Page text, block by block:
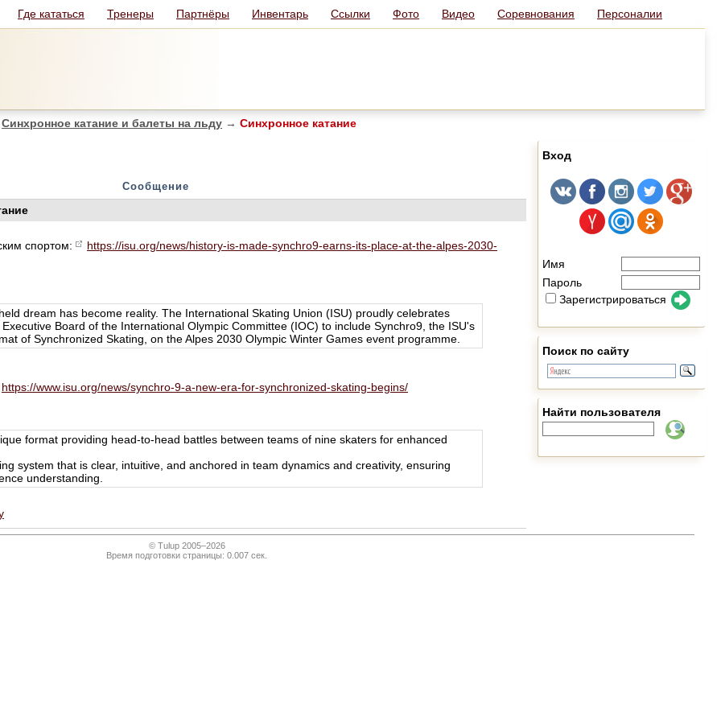
Где кататься Тренеры Партнёры Инвентарь Ссылки Фото Видео Соревнования Персоналии
Синхронное катание и балеты на льду → Синхронное катание
Сообщение
спортом: https://isu.org/news/history-is-made-synchro9-earns-its-place-at-the-alpes-2030-
dream has become reality. The International Skating Union (ISU) proudly celebrates
Board of the International Olympic Committee (IOC) to include Synchro9, the ISU's
of Synchronized Skating, on the Alpes 2030 Olympic Winter Games event programme.
https://www.isu.org/news/synchro-9-a-new-era-for-synchronized-skating-begins/
format providing head-to-head battles between teams of nine skaters for enhanced
system that is clear, intuitive, and anchored in team dynamics and creativity, ensuring
understanding.
Вход
Имя
Пароль
Зарегистрироваться
Поиск по сайту
Найти пользователя
© Tulup 2005–2026
Время подготовки страницы: 0.007 сек.